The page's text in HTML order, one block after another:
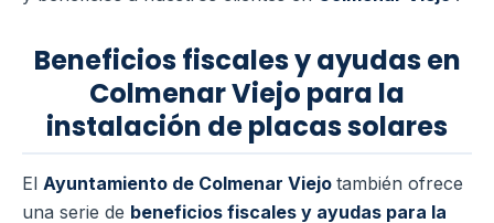
Beneficios fiscales y ayudas en
Colmenar Viejo para la
instalación de placas solares
El Ayuntamiento de Colmenar Viejo también ofrece
una serie de beneficios fiscales y ayudas para la